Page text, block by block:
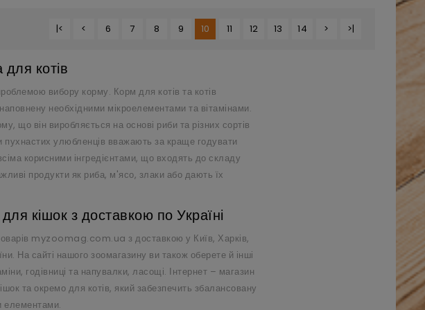
|< < 6 7 8 9 10 11 12 13 14 > >|
котів
вибору корму. Корм для котів та котів
необхідними мікроелементами та вітамінами.
що він виробляється на основі риби та різних сортів
улюбленців вважають за краще годувати
корисними інгредієнтами, що входять до складу
продукти як риба, м'ясо, злаки або дають їх
кішок з доставкою по Україні
myzoomag.com.ua з доставкою у Київ, Харків,
На сайті нашого зоомагазину ви також оберете й інші
годівниці та напувалки, ласощі. Інтернет – магазин
та окремо для котів, який забезпечить збалансовану
елементами.